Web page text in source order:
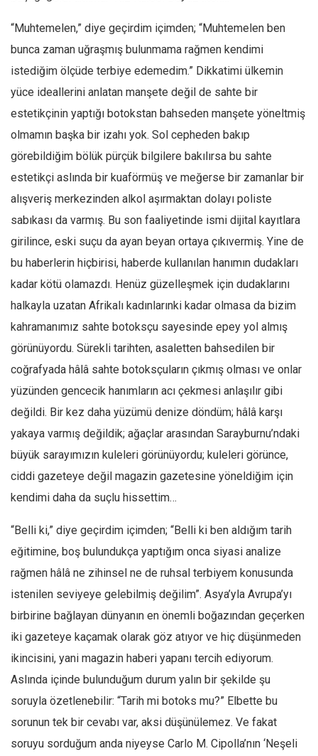
Dünya
Avrupa
Asya
Afrika
İslam Dünyası
Amerika
Tarih
Düşünce
Dosyalar
“Muhtemelen,” diye geçirdim içimden; “Muhtemelen ben
bunca zaman uğraşmış bulunmama rağmen kendimi
istediğim ölçüde terbiye edemedim.” Dikkatimi ülkemin
yüce ideallerini anlatan manşete değil de sahte bir
estetikçinin yaptığı botokstan bahseden manşete yöneltmiş
olmamın başka bir izahı yok. Sol cepheden bakıp
görebildiğim bölük pürçük bilgilere bakılırsa bu sahte
estetikçi aslında bir kuaförmüş ve meğerse bir zamanlar bir
alışveriş merkezinden alkol aşırmaktan dolayı poliste
sabıkası da varmış. Bu son faaliyetinde ismi dijital kayıtlara
girilince, eski suçu da ayan beyan ortaya çıkıvermiş. Yine de
bu haberlerin hiçbirisi, haberde kullanılan hanımın dudakları
kadar kötü olamazdı. Henüz güzelleşmek için dudaklarını
halkayla uzatan Afrikalı kadınlarınki kadar olmasa da bizim
kahramanımız sahte botoksçu sayesinde epey yol almış
görünüyordu. Sürekli tarihten, asaletten bahsedilen bir
coğrafyada hâlâ sahte botoksçuların çıkmış olması ve onlar
yüzünden gencecik hanımların acı çekmesi anlaşılır gibi
değildi. Bir kez daha yüzümü denize döndüm; hâlâ karşı
yakaya varmış değildik; ağaçlar arasından Sarayburnu’ndaki
büyük sarayımızın kuleleri görünüyordu; kuleleri görünce,
ciddi gazeteye değil magazin gazetesine yöneldiğim için
kendimi daha da suçlu hissettim…
“Belli ki,” diye geçirdim içimden; “Belli ki ben aldığım tarih
eğitimine, boş bulundukça yaptığım onca siyasi analize
rağmen hâlâ ne zihinsel ne de ruhsal terbiyem konusunda
istenilen seviyeye gelebilmiş değilim”. Asya’yla Avrupa’yı
birbirine bağlayan dünyanın en önemli boğazından geçerken
iki gazeteye kaçamak olarak göz atıyor ve hiç düşünmeden
ikincisini, yani magazin haberi yapanı tercih ediyorum.
Aslında içinde bulunduğum durum yalın bir şekilde şu
soruyla özetlenebilir: “Tarih mi botoks mu?” Elbette bu
sorunun tek bir cevabı var, aksi düşünülemez. Ve fakat
soruyu sorduğum anda niyeyse Carlo M. Cipolla’nın ‘Neşeli